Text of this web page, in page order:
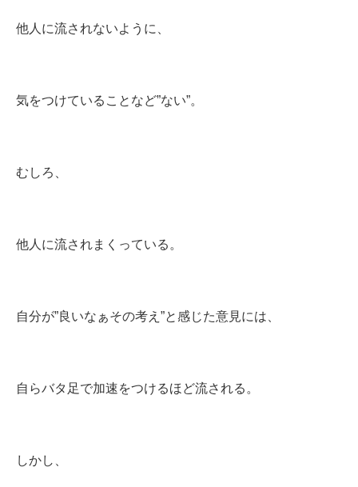
他人に流されないように、
気をつけていることなど”ない”。
むしろ、
他人に流されまくっている。
自分が”良いなぁその考え”と感じた意見には、
自らバタ足で加速をつけるほど流される。
しかし、